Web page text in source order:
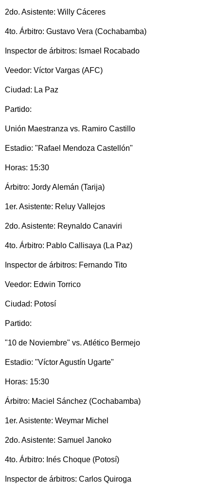
2do. Asistente: Willy Cáceres
4to. Árbitro: Gustavo Vera (Cochabamba)
Inspector de árbitros: Ismael Rocabado
Veedor: Víctor Vargas (AFC)
Ciudad: La Paz
Partido:
Unión Maestranza vs. Ramiro Castillo
Estadio: "Rafael Mendoza Castellón"
Horas: 15:30
Árbitro: Jordy Alemán (Tarija)
1er. Asistente: Reluy Vallejos
2do. Asistente: Reynaldo Canaviri
4to. Árbitro: Pablo Callisaya (La Paz)
Inspector de árbitros: Fernando Tito
Veedor: Edwin Torrico
Ciudad: Potosí
Partido:
"10 de Noviembre" vs. Atlético Bermejo
Estadio: "Víctor Agustín Ugarte"
Horas: 15:30
Árbitro: Maciel Sánchez (Cochabamba)
1er. Asistente: Weymar Michel
2do. Asistente: Samuel Janoko
4to. Árbitro: Inés Choque (Potosí)
Inspector de árbitros: Carlos Quiroga